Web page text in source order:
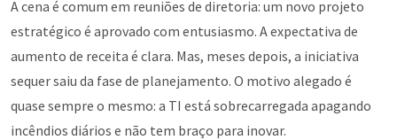
A cena é comum em reuniões de diretoria: um novo projeto
estratégico é aprovado com entusiasmo. A expectativa de
aumento de receita é clara. Mas, meses depois, a iniciativa
sequer saiu da fase de planejamento. O motivo alegado é
quase sempre o mesmo: a TI está sobrecarregada apagando
incêndios diários e não tem braço para inovar.